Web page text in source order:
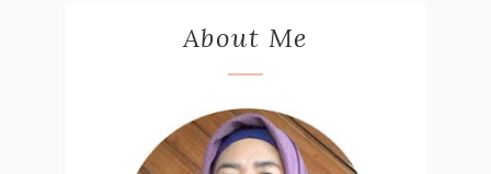
About Me